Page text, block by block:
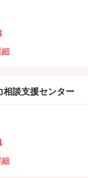
相談支援センター